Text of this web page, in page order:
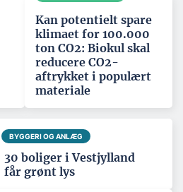
Kan potentielt spare
klimaet for 100.000
ton CO2: Biokul skal
reducere CO2-
aftrykket i populært
materiale
BYGGERI OG ANLÆG
30 boliger i Vestjylland
får grønt lys